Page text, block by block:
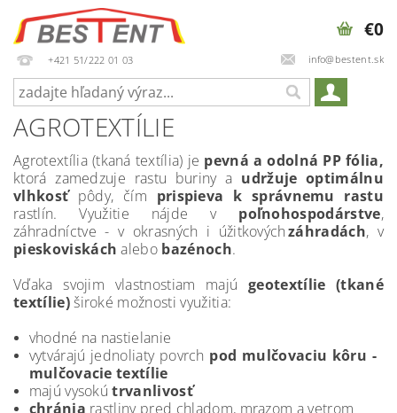
+421 51/222 01 03 info@bestent.sk
€0
AGROTEXTÍLIE
Agrotextília (tkaná textília) je pevná a odolná PP fólia,
ktorá zamedzuje rastu buriny a udržuje optimálnu
vlhkosťpôdy, čím prispieva k správnemu rastu
rastlín. Využitie nájde v poľnohospodárstve,
záhradníctve - v okrasných i úžitkovýchzáhradách, v
pieskoviskách alebo bazénoch.
Vďaka svojim vlastnostiam majú geotextílie (tkané
textílie)široké možnosti využitia:
vhodné na nastielanie
vytvárajú jednoliaty povrch pod mulčovaciu kôru -
mulčovacie textílie
majú vysokútrvanlivosť
chránia rastliny pred chladom, mrazom a vetrom